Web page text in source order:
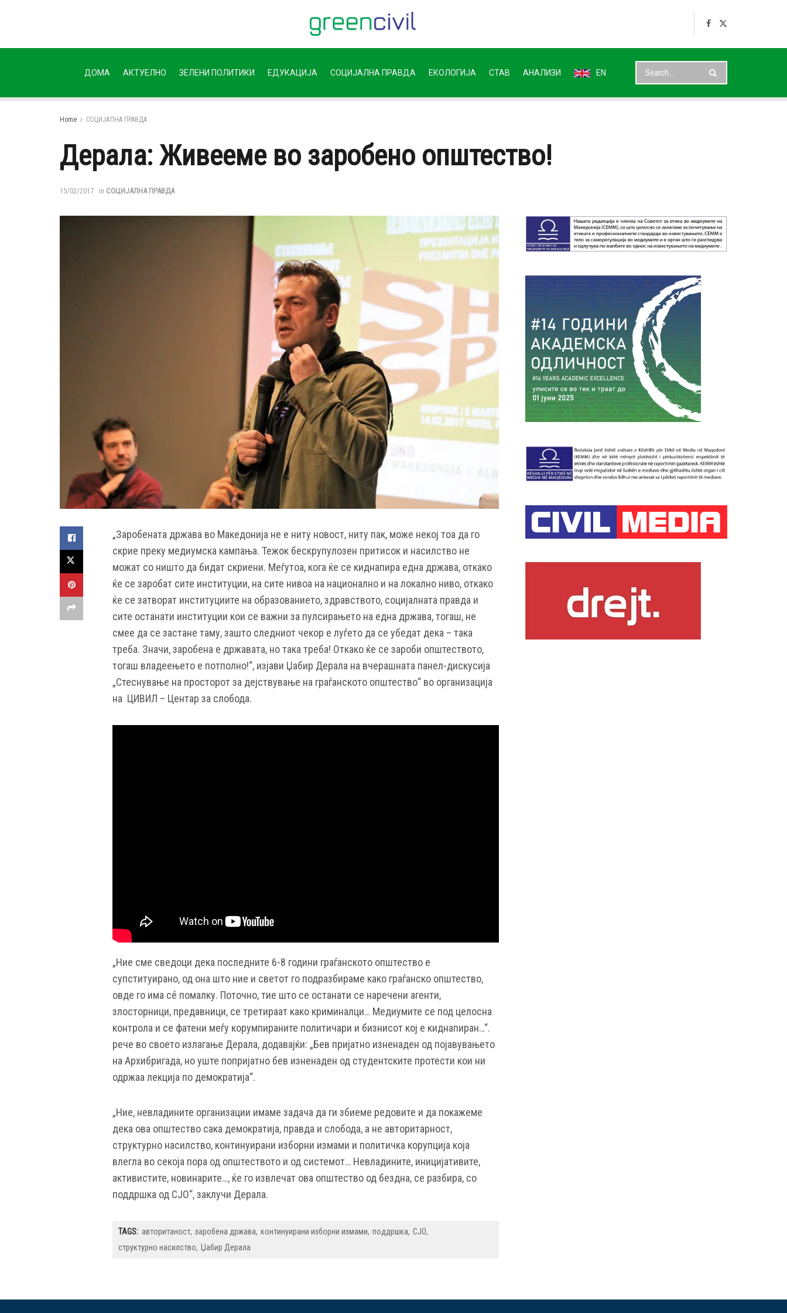
ДОМА АКТУЕЛНО ЗЕЛЕНИ ПОЛИТИКИ ЕДУКАЦИЈА СОЦИЈАЛНА ПРАВДА ЕКОЛОГИЈА СТАВ АНАЛИЗИ EN
Home СОЦИЈАЛНА ПРАВДА
Дерала: Живееме во заробено општество!
15/02/2017 in СОЦИЈАЛНА ПРАВДА
„Заробената држава во Македонија не е ниту новост, ниту пак, може некој тоа да го
скрие преку медиумска кампања. Тежок бескрупулозен притисок и насилство не
можат со ништо да бидат скриени. Меѓутоа, кога ќе се киднапира една држава, откако
ќе се заробат сите институции, на сите нивоа на национално и на локално ниво, откако
ќе се затворат институциите на образованието, здравството, социјалната правда и
сите останати институции кои се важни за пулсирањето на една држава, тогаш, не
смее да се застане таму, зашто следниот чекор е луѓето да се убедат дека – така
треба. Значи, заробена е државата, но така треба! Откако ќе се зароби општеството,
тогаш владеењето е потполно!“, изјави Џабир Дерала на вчерашната панел-дискусија
„Стеснување на просторот за дејствување на граѓанското општество“ во организација
на ЦИВИЛ – Центар за слобода.
„Ние сме сведоци дека последните 6-8 години граѓанското општество е
супституирано, од она што ние и светот го подразбираме како граѓанско општество,
овде го има сé помалку. Поточно, тие што се останати се наречени агенти,
злосторници, предавници, се третираат како криминалци… Медиумите се под целосна
контрола и се фатени меѓу корумпираните политичари и бизнисот кој е киднапиран…“.
рече во своето излагање Дерала, додавајќи: „Бев пријатно изненаден од појавувањето
на Архибригада, но уште попријатно бев изненаден од студентските протести кои ни
одржаа лекција по демократија“.
„Ние, невладините организации имаме задача да ги збиеме редовите и да покажеме
дека ова општество сака демократија, правда и слобода, а не авторитарност,
структурно насилство, континуирани изборни измами и политичка корупција која
влегла во секоја пора од општеството и од системот… Невладините, иницијативите,
активистите, новинарите…, ќе го извлечат ова општество од бездна, се разбира, со
поддршка од СЈО“, заклучи Дерала.
TAGS: автоританост заробена држава континуирани изборни измами поддршка СЈО
структурно насилство
Џабир Дерала